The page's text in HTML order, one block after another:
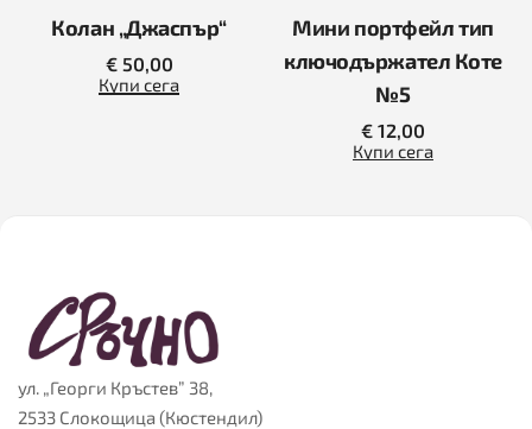
Колан „Джаспър“
€50,00
Купи сега
Мини портфейл тип
ключодържател Коте
№5
€ 12,00
Купи сега
ул. „Георги Кръстев” 38,
2533 Слокощица (Кюстендил)